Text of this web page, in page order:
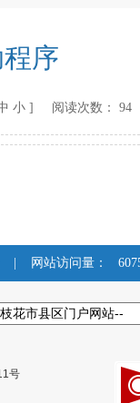
序
小 ] 阅读次数： 94
网站访问量：
号